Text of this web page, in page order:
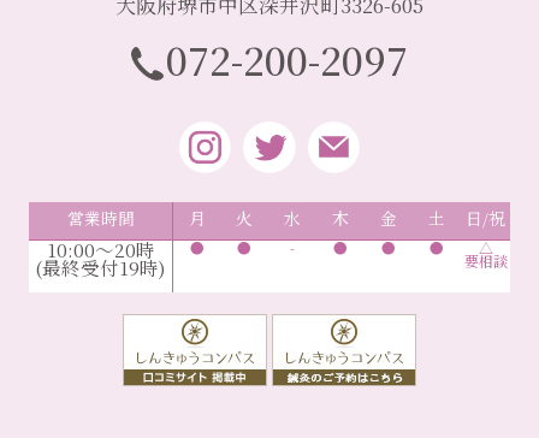
072-200-2097
営業時間 月 火 水 木 金 土 日/祝
10:00～20時
(最終受付19時)
● ● - ● ● ● △
要相談